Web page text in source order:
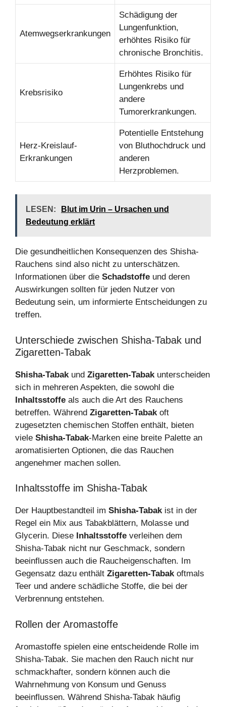
Atemwegserkrankungen
Schädigung der
Lungenfunktion,
erhöhtes Risiko für
chronische Bronchitis.
Krebsrisiko
Erhöhtes Risiko für
Lungenkrebs und
andere
Tumorerkrankungen.
Herz-Kreislauf-
Erkrankungen
Potentielle Entstehung
von Bluthochdruck und
anderen
Herzproblemen.
LESEN:
Blut im Urin – Ursachen und
Bedeutung erklärt
Die gesundheitlichen Konsequenzen des Shisha-
Rauchens sind also nicht zu unterschätzen.
Informationen über die Schadstoffe und deren
Auswirkungen sollten für jeden Nutzer von
Bedeutung sein, um informierte Entscheidungen zu
treffen.
Unterschiede zwischen Shisha-Tabak und
Zigaretten-Tabak
Shisha-Tabak und Zigaretten-Tabak unterscheiden
sich in mehreren Aspekten, die sowohl die
Inhaltsstoffe als auch die Art des Rauchens
betreffen. Während Zigaretten-Tabak oft
zugesetzten chemischen Stoffen enthält, bieten
viele Shisha-Tabak-Marken eine breite Palette an
aromatisierten Optionen, die das Rauchen
angenehmer machen sollen.
Inhaltsstoffe im Shisha-Tabak
Der Hauptbestandteil im Shisha-Tabakist in der
Regel ein Mix aus Tabakblättern, Molasse und
Glycerin. Diese Inhaltsstoffe verleihen dem
Shisha-Tabak nicht nur Geschmack, sondern
beeinflussen auch die Raucheigenschaften. Im
Gegensatz dazu enthält Zigaretten-Tabakoftmals
Teer und andere schädliche Stoffe, die bei der
Verbrennung entstehen.
Rollen der Aromastoffe
Aromastoffe spielen eine entscheidende Rolle im
Shisha-Tabak. Sie machen den Rauch nicht nur
schmackhafter, sondern können auch die
Wahrnehmung von Konsum und Genuss
beeinflussen. Während Shisha-Tabak häufig